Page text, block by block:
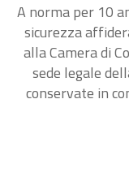
A norma per 10
sicurezza
alla Camera di
sede legale
conservate in